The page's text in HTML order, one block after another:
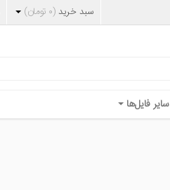
سبد خرید (۰ تومان)
سایر فایل‌ها